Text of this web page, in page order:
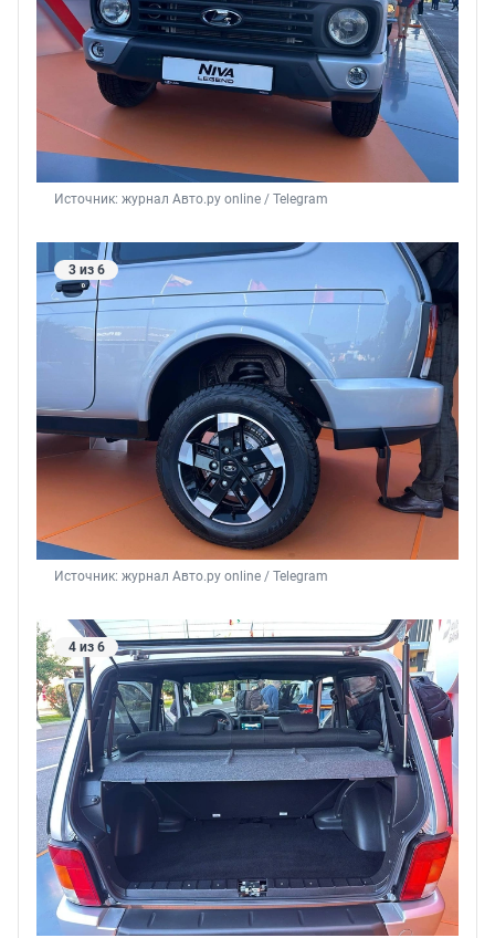
Источник: журнал Авто.ру online / Telegram
3 из 6
Источник: журнал Авто.ру online / Telegram
4 из 6